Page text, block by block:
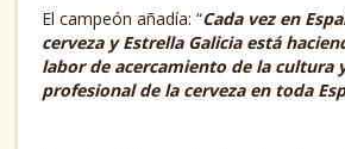
El campeón añadía: “Cada vez en
cerveza y Estrella Galicia está
labor de acercamiento de la cultura
profesional de la cerveza en toda